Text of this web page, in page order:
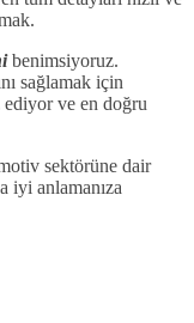
benimsiyoruz.
sağlamak için
ve en doğru
sektörüne dair
iyi anlamanıza